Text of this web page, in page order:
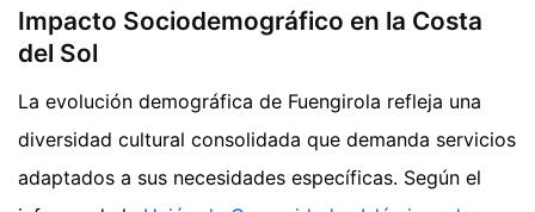
Impacto Sociodemográfico en la Costa
del Sol
La evolución demográfica de Fuengirola refleja una
diversidad cultural consolidada que demanda servicios
adaptados a sus necesidades específicas. Según el